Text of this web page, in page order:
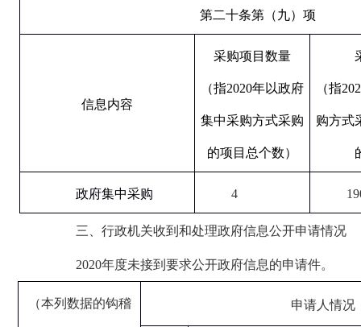
第二十条第（九）项
信息内容
采购项目数量
（指2020年以政府
集中采购方式采购
的项目总个数）
（指
购方式
政府集中采购 4
三、行政机关收到和处理政府信息公开申请情况
2020年度未接到要求公开政府信息的申请件。
（本列数据的钩稽 申请人情况